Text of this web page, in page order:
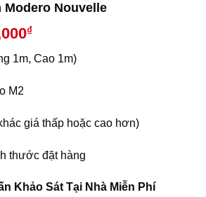
Modero Nouvelle
₫Giá
tại
1m, Cao 1m)
M2
giá thấp hoặc cao hơn)
thước đặt hàng
Khảo Sát Tại Nhà Miễn Phí